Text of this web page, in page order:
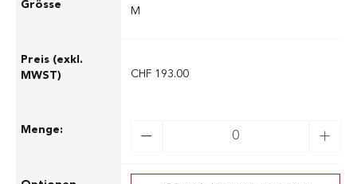
M
CHF 193.00